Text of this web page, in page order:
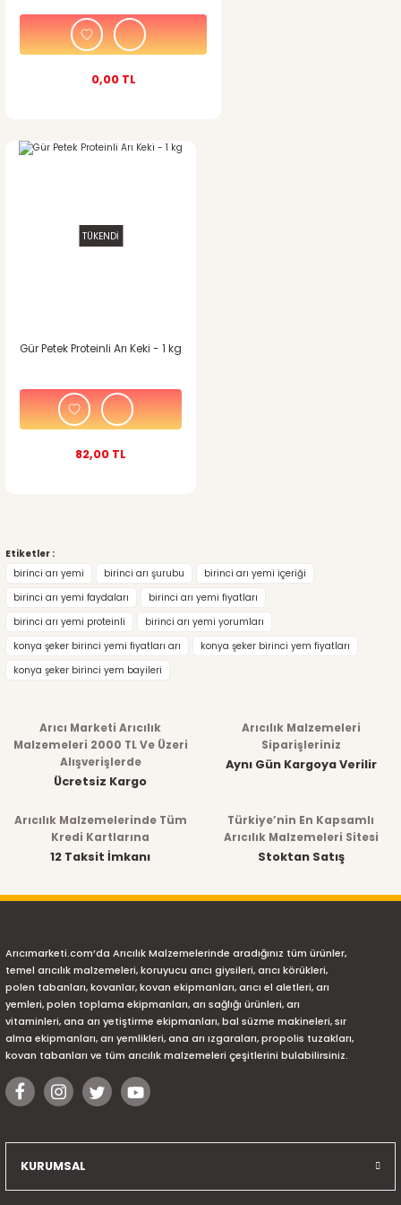
0,00 TL
TÜKENDİ
Gür Petek Proteinli Arı Keki - 1 kg
82,00 TL
Etiketler :
birinci arı yemi
birinci arı şurubu
birinci arı yemi içeriği
birinci arı yemi faydaları
birinci arı yemi fiyatları
birinci arı yemi proteinli
birinci arı yemi yorumları
konya şeker birinci yemi fiyatları arı
konya şeker birinci yem fiyatları
konya şeker birinci yem bayileri
Arıcı Marketi Arıcılık
Malzemeleri 2000 TL Ve Üzeri
Alışverişlerde
Ücretsiz Kargo
Arıcılık Malzemeleri
Siparişleriniz
Aynı Gün Kargoya Verilir
Arıcılık Malzemelerinde Tüm
Kredi Kartlarına
12 Taksit İmkanı
Türkiye’nin En Kapsamlı
Arıcılık Malzemeleri Sitesi
Stoktan Satış
Arıcımarketi.com’da Arıcılık Malzemelerinde aradığınız tüm ürünler,
temel arıcılık malzemeleri, koruyucu arıcı giysileri, arıcı körükleri,
polen tabanları, kovanlar, kovan ekipmanları, arıcı el aletleri, arı
yemleri, polen toplama ekipmanları, arı sağlığı ürünleri, arı
vitaminleri, ana arı yetiştirme ekipmanları, bal süzme makineleri, sır
alma ekipmanları, arı yemlikleri, ana arı ızgaraları, propolis tuzakları,
kovan tabanları ve tüm arıcılık malzemeleri çeşitlerini bulabilirsiniz.
KURUMSAL